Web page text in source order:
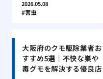
2026.05.08
害虫
大阪府のクモ駆除業者お
すすめ5選｜不快な巣や
毒グモを解決する優良店